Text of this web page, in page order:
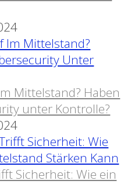
Mittelstand? Haben
unter Kontrolle?
Sicherheit: Wie ein